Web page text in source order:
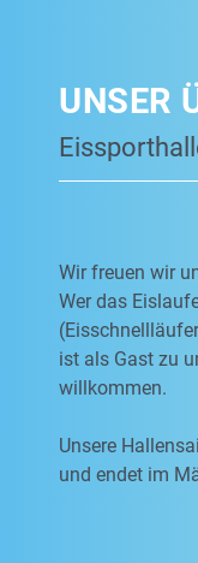
UNSER
Wir freuen wir
Wer das
ist als Gast zu
willkommen.
Unsere
und endet im